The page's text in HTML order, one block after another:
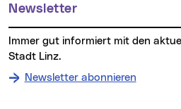
Newsletter
Stadt Linz.
Newsletter abonnieren